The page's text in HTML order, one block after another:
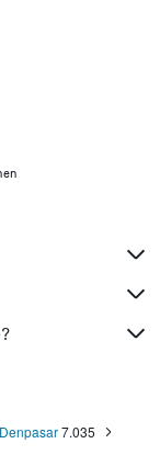
Denpasar 7.035